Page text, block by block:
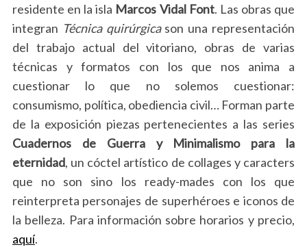
residente en la isla Marcos Vidal Font. Las obras que
integran Técnica quirúrgicason una representación
del trabajo actual del vitoriano, obras de varias
técnicas y formatos con los que nos anima a
cuestionar lo que no solemos cuestionar:
consumismo, política, obediencia civil… Forman parte
de la exposición piezas pertenecientes a las series
Cuadernos de Guerra y Minimalismo para la
eternidad, un cóctel artístico de collages y caracters
que no son sino los ready-mades con los que
reinterpreta personajes de superhéroes e iconos de
la belleza. Para información sobre horarios y precio,
aquí.